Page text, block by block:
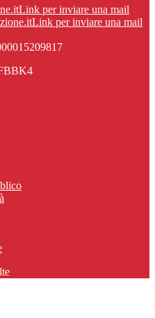
Link per inviare una mail
Link per inviare una mail